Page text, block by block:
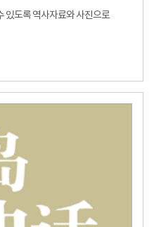
있도록 역사자료와 사진으로